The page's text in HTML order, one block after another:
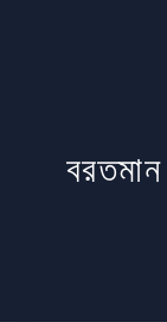
বরতমান